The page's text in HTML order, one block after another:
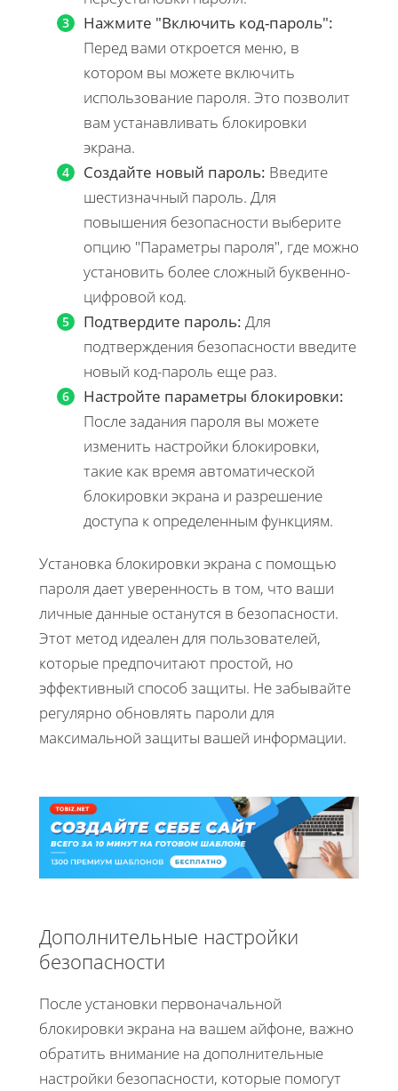
Нажмите "Включить код-пароль":
Перед вами откроется меню, в
котором вы можете включить
использование пароля. Это позволит
вам устанавливать блокировки
экрана.
Создайте новый пароль: Введите
шестизначный пароль. Для
повышения безопасности выберите
опцию "Параметры пароля", где можно
установить более сложный буквенно-
цифровой код.
Подтвердите пароль: Для
подтверждения безопасности введите
новый код-пароль еще раз.
Настройте параметры блокировки:
После задания пароля вы можете
изменить настройки блокировки,
такие как время автоматической
блокировки экрана и разрешение
доступа к определенным функциям.
Установка блокировки экрана с помощью
пароля дает уверенность в том, что ваши
личные данные останутся в безопасности.
Этот метод идеален для пользователей,
которые предпочитают простой, но
эффективный способ защиты. Не забывайте
регулярно обновлять пароли для
максимальной защиты вашей информации.
Дополнительные настройки
безопасности
После установки первоначальной
блокировки экрана на вашем айфоне, важно
обратить внимание на дополнительные
настройки безопасности, которые помогут